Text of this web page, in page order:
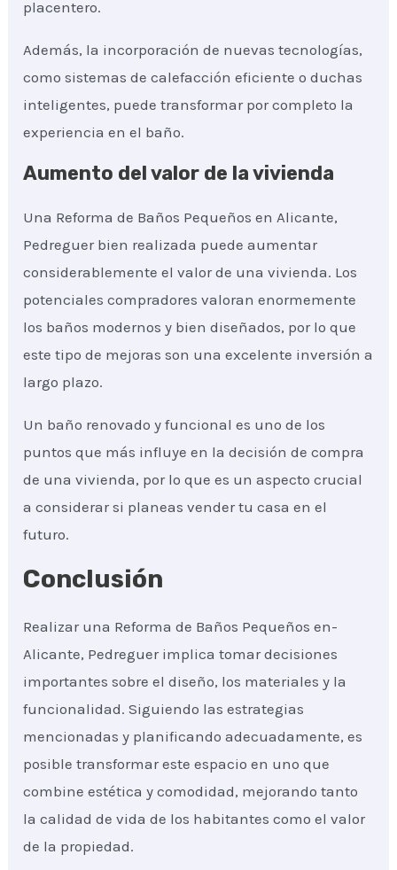
placentero.
Además, la incorporación de nuevas tecnologías,
como sistemas de calefacción eficiente o duchas
inteligentes, puede transformar por completo la
experiencia en el baño.
Aumento del valor de la vivienda
Una Reforma de Baños Pequeños en Alicante,
Pedreguer bien realizada puede aumentar
considerablemente el valor de una vivienda. Los
potenciales compradores valoran enormemente
los baños modernos y bien diseñados, por lo que
este tipo de mejoras son una excelente inversión a
largo plazo.
Un baño renovado y funcional es uno de los
puntos que más influye en la decisión de compra
de una vivienda, por lo que es un aspecto crucial
a considerar si planeas vender tu casa en el
futuro.
Conclusión
Realizar una Reforma de Baños Pequeños en-
Alicante, Pedreguer implica tomar decisiones
importantes sobre el diseño, los materiales y la
funcionalidad. Siguiendo las estrategias
mencionadas y planificando adecuadamente, es
posible transformar este espacio en uno que
combine estética y comodidad, mejorando tanto
la calidad de vida de los habitantes como el valor
de la propiedad.